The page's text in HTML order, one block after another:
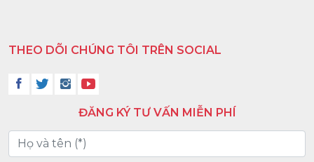
THEO DÕI CHÚNG TÔI TRÊN SOCIAL
ĐĂNG KÝ TƯ VẤN MIỄN PHÍ